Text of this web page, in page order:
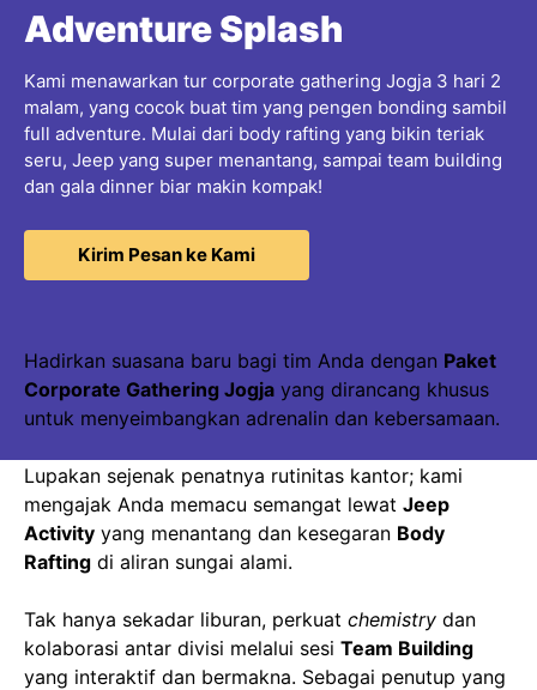
Adventure Splash
Kami menawarkan tur corporate gathering Jogja 3 hari 2
malam, yang cocok buat tim yang pengen bonding sambil
full adventure. Mulai dari body rafting yang bikin teriak
seru, Jeep yang super menantang, sampai team building
dan gala dinner biar makin kompak!
Kirim Pesan ke Kami
Hadirkan suasana baru bagi tim Anda dengan Paket
Corporate Gathering Jogja yang dirancang khusus
untuk menyeimbangkan adrenalin dan kebersamaan.
Lupakan sejenak penatnya rutinitas kantor; kami
mengajak Anda memacu semangat lewat Jeep
Activity yang menantang dan kesegaran Body
Rafting di aliran sungai alami.
Tak hanya sekadar liburan, perkuat chemistry dan
kolaborasi antar divisi melalui sesi Team Building
yang interaktif dan bermakna. Sebagai penutup yang